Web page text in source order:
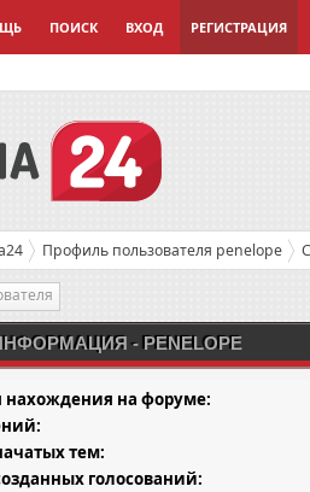
ПОИСК ВХОД РЕГИСТРАЦИЯ
Профиль пользователя penelope
- PENELOPE
на форуме:
тем:
голосований: